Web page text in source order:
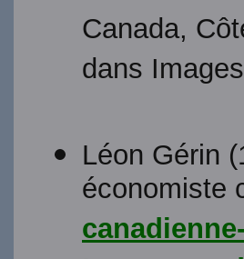
Canada,
dans
Léon Gérin
économiste